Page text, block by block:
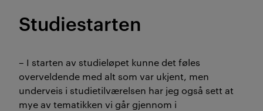
Studiestarten
– I starten av studieløpet kunne det føles
overveldende med alt som var ukjent, men
underveis i studietilværelsen har jeg også sett at
mye av tematikken vi går gjennom i